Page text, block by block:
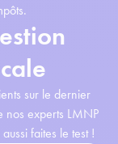
sur le dernier
nos experts LMNP
faites le test !